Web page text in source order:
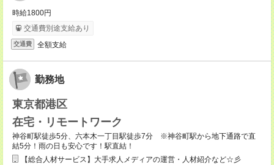
時給1800円
交通費別途支給あり
交通費 全額支給
勤務地
東京都港区
在宅・リモートワーク
神谷町駅徒歩5分、六本木一丁目駅徒歩7分 ※神谷町駅から地下通路で直
結5分！雨の日も安心です！駅直結！
【総合人材サービス】大手求人メディアの運営・人材紹介など☆彡